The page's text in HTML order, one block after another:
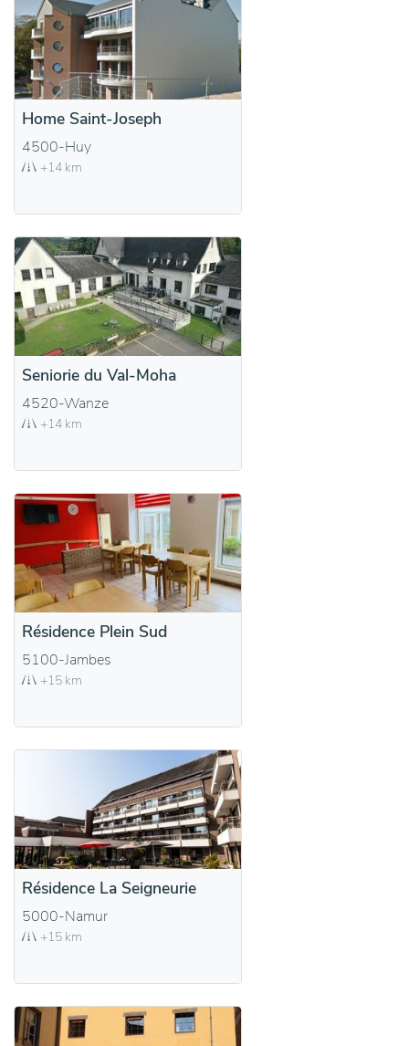
Home Saint-Joseph
4500-Huy
+14 km
Seniorie du Val-Moha
4520-Wanze
+14 km
Résidence Plein Sud
5100-Jambes
+15 km
Résidence La Seigneurie
5000-Namur
+15 km